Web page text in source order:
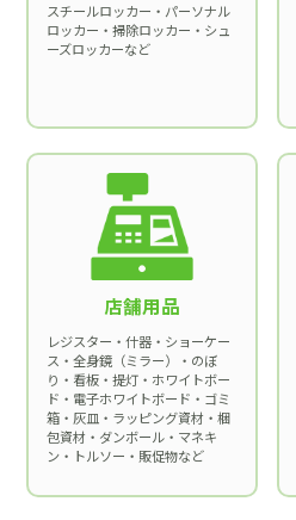
スチールロッカー・パーソナル
ロッカー・掃除ロッカー・シュ
ーズロッカーなど
店舗用品
レジスター・什器・ショーケー
ス・全身鏡（ミラー）・のぼ
り・看板・提灯・ホワイトボー
ド・電子ホワイトボード・ゴミ
箱・灰皿・ラッピング資材・梱
包資材・ダンボール・マネキ
ン・トルソー・販促物など